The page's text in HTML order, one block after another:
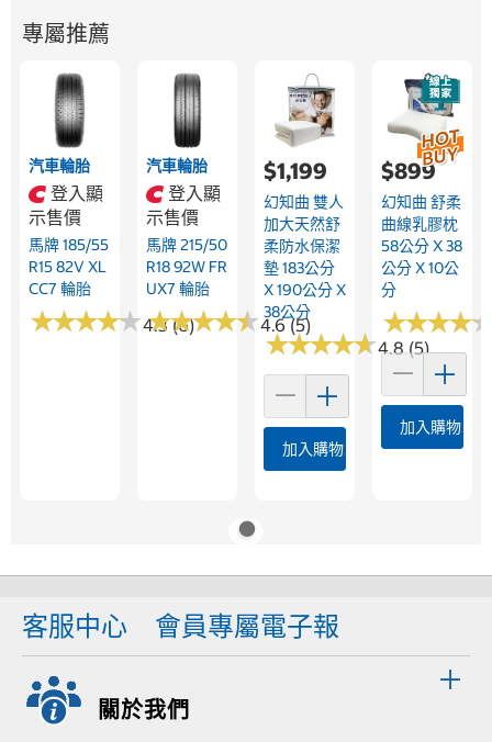
專屬推薦
汽車輪胎
登入顯
示售價
馬牌 185/55
R15 82V XL
CC7 輪胎
★★★★★
★★★★★4.3 (6)
汽車輪胎
登入顯
示售價
馬牌 215/50
R18 92W FR
UX7 輪胎
★★★★★
★★★★★4.6 (5)
$1,199
幻知曲 雙人
加大天然舒
柔防水保潔
墊 183公分
X 190公分 X
38公分
★★★★★
★★★★★4.8 (5)
加入購物車
$899
幻知曲 舒柔
曲線乳膠枕
58公分 X 38
公分 X 10公
分
★★★★
★★★★
加入購物車
客服中心 會員專屬電子報
關於我們